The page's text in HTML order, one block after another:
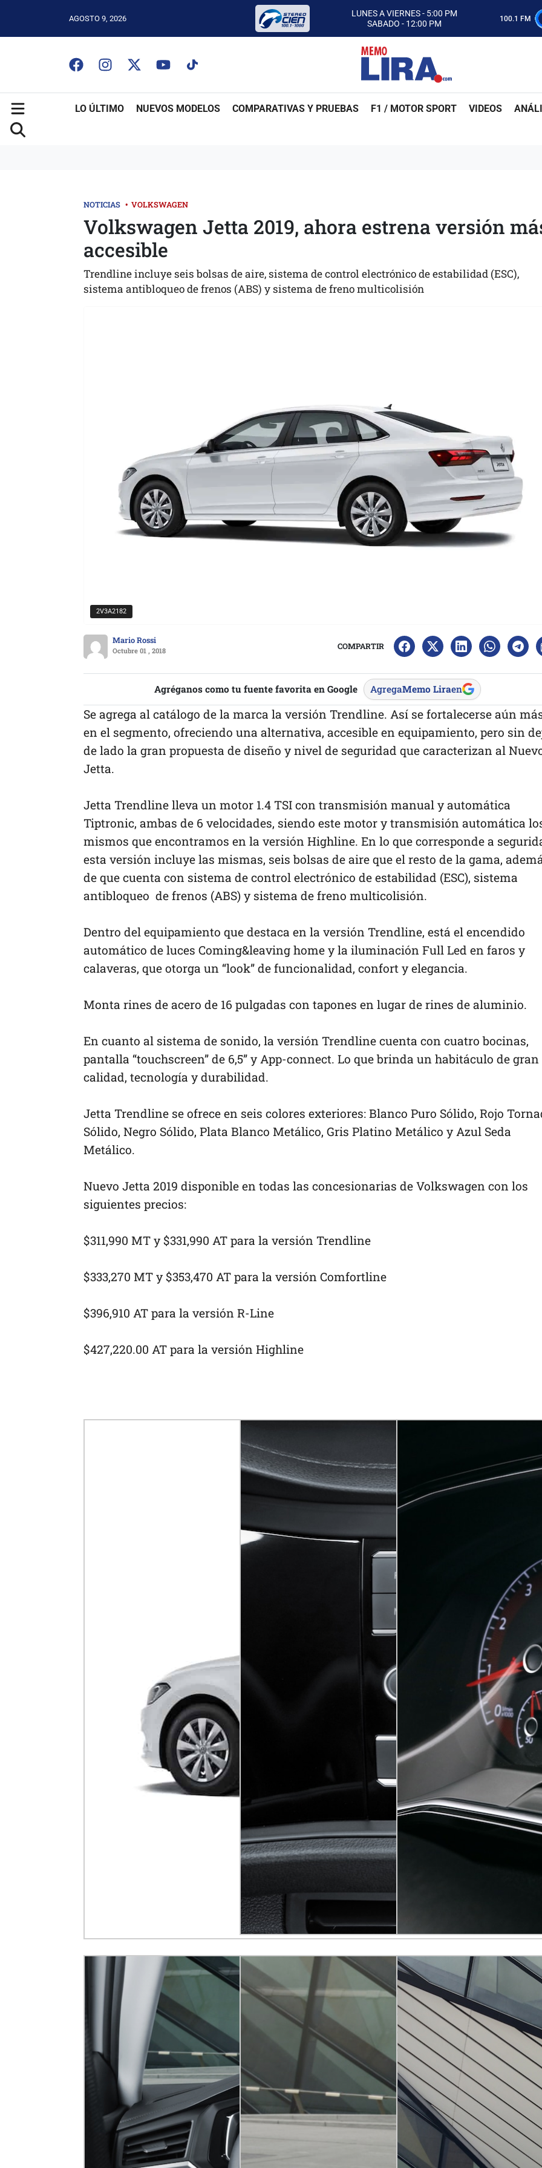
AGOSTO 9, 2026
LUNES A VIERNES - 5:00 PM
SABADO - 12:00 PM
ESCUCHA AUTOS AL CIEN
CON MEMO LIRA Y SU EQUIPO
LUNES A VIERNES - 5:00 PM
SABADO - 12:00 PM
100.1 FM
LO ÚLTIMO NUEVOS MODELOS COMPARATIVAS Y PRUEBAS F1 / MOTOR SPORT VIDEOS
NOTICIAS • VOLKSWAGEN
Volkswagen Jetta 2019, ahora estrena versión
accesible
Trendline incluye seis bolsas de aire, sistema de control electrónico de estabilidad (ESC),
sistema antibloqueo de frenos (ABS) y sistema de freno multicolisión
2V3A2182
Mario Rossi
Octubre 01 , 2018 COMPARTIR
Agréganos como tu fuente favorita en Google AgregaMemo Liraen
Se agrega al catálogo de la marca la versión Trendline. Así se fortalecerse aún
en el segmento, ofreciendo una alternativa, accesible en equipamiento, pero sin
de lado la gran propuesta de diseño y nivel de seguridad que caracterizan al
Jetta.
Jetta Trendline lleva un motor 1.4 TSI con transmisión manual y automática
Tiptronic, ambas de 6 velocidades, siendo este motor y transmisión automática
mismos que encontramos en la versión Highline. En lo que corresponde a
esta versión incluye las mismas, seis bolsas de aire que el resto de la gama,
de que cuenta con sistema de control electrónico de estabilidad (ESC), sistema
antibloqueo de frenos (ABS) y sistema de freno multicolisión.
Dentro del equipamiento que destaca en la versión Trendline, está el encendido
automático de luces Coming&leaving home y la iluminación Full Led en faros y
calaveras, que otorga un “look” de funcionalidad, confort y elegancia.
Monta rines de acero de 16 pulgadas con tapones en lugar de rines de aluminio.
En cuanto al sistema de sonido, la versión Trendline cuenta con cuatro bocinas,
pantalla “touchscreen” de 6,5” y App-connect. Lo que brinda un habitáculo de gran
calidad, tecnología y durabilidad.
Jetta Trendline se ofrece en seis colores exteriores: Blanco Puro Sólido, Rojo
Sólido, Negro Sólido, Plata Blanco Metálico, Gris Platino Metálico y Azul Seda
Metálico.
Nuevo Jetta 2019 disponible en todas las concesionarias de Volkswagen con los
siguientes precios:
$311,990 MT y $331,990 AT para la versión Trendline
$333,270 MT y $353,470 AT para la versión Comfortline
$396,910 AT para la versión R-Line
$427,220.00 AT para la versión Highline